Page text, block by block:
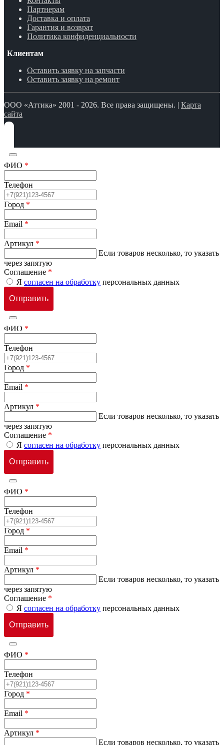
Партнерам
Доставка и оплата
Гарантия и возврат
Политика конфиденциальности
Клиентам
Оставить заявку на запчасти
Оставить заявку на ремонт
ООО «Аттика» 2001 - 2026. Все права защищены. | Карта
сайта
ФИО *
Телефон
Город *
Email *
Артикул *
Если товаров несколько, то указать
через запятую
Соглашение *
Я согласен на обработку персональных данных
ФИО *
Телефон
Город *
Email *
Артикул *
Если товаров несколько, то указать
через запятую
Соглашение *
Я согласен на обработку персональных данных
ФИО *
Телефон
Город *
Email *
Артикул *
Если товаров несколько, то указать
через запятую
Соглашение *
Я согласен на обработку персональных данных
ФИО *
Телефон
Город *
Email *
Артикул *
Если товаров несколько, то указать